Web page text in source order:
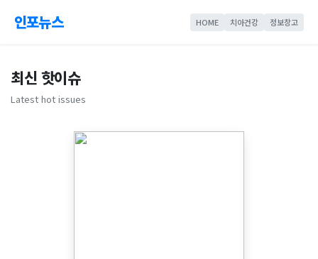
인포뉴스 HOME 치아건강 정보창고
최신 핫이슈
Latest hot issues